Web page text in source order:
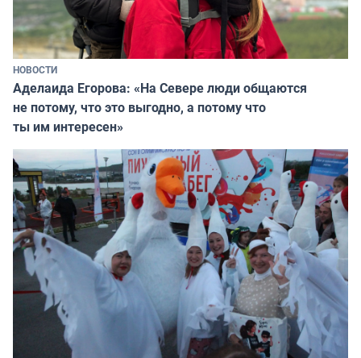
НОВОСТИ
Аделаида Егорова: «На Севере люди общаются
не потому, что это выгодно, а потому что
ты им интересен»